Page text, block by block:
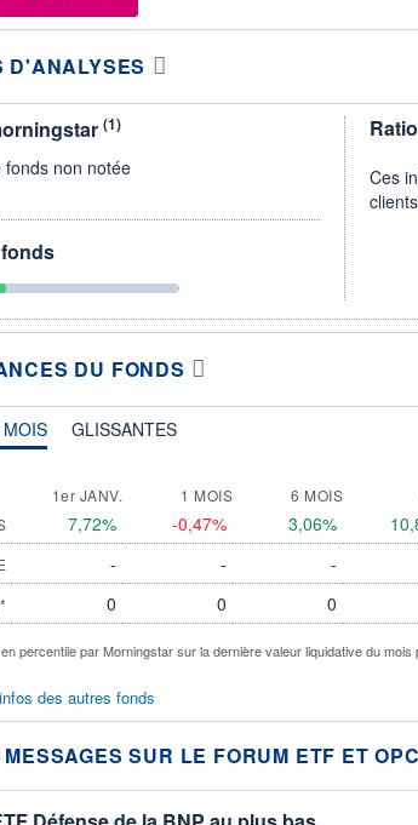
D'ANALYSES
(1)
non notée
Ces
DU FONDS
GLISSANTES
1er JANV. 1 MOIS 6 MOIS
7,72% -0,47% 3,06%
- - -
0 0 0
percentile par Morningstar sur la dernière valeur liquidative du mois
des autres fonds
SUR LE FORUM ETF ET